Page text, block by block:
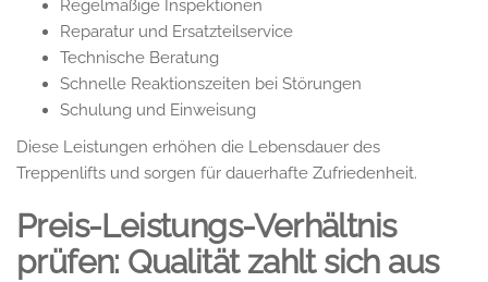
Regelmäßige Inspektionen
Reparatur und Ersatzteilservice
Technische Beratung
Schnelle Reaktionszeiten bei Störungen
Schulung und Einweisung
Diese Leistungen erhöhen die Lebensdauer des
Treppenlifts und sorgen für dauerhafte Zufriedenheit.
Preis-Leistungs-Verhältnis
prüfen: Qualität zahlt sich aus